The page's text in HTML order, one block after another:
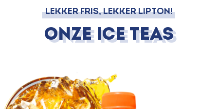
LEKKER FRIS, LEKKER LIPTON!
Onze Ice Teas